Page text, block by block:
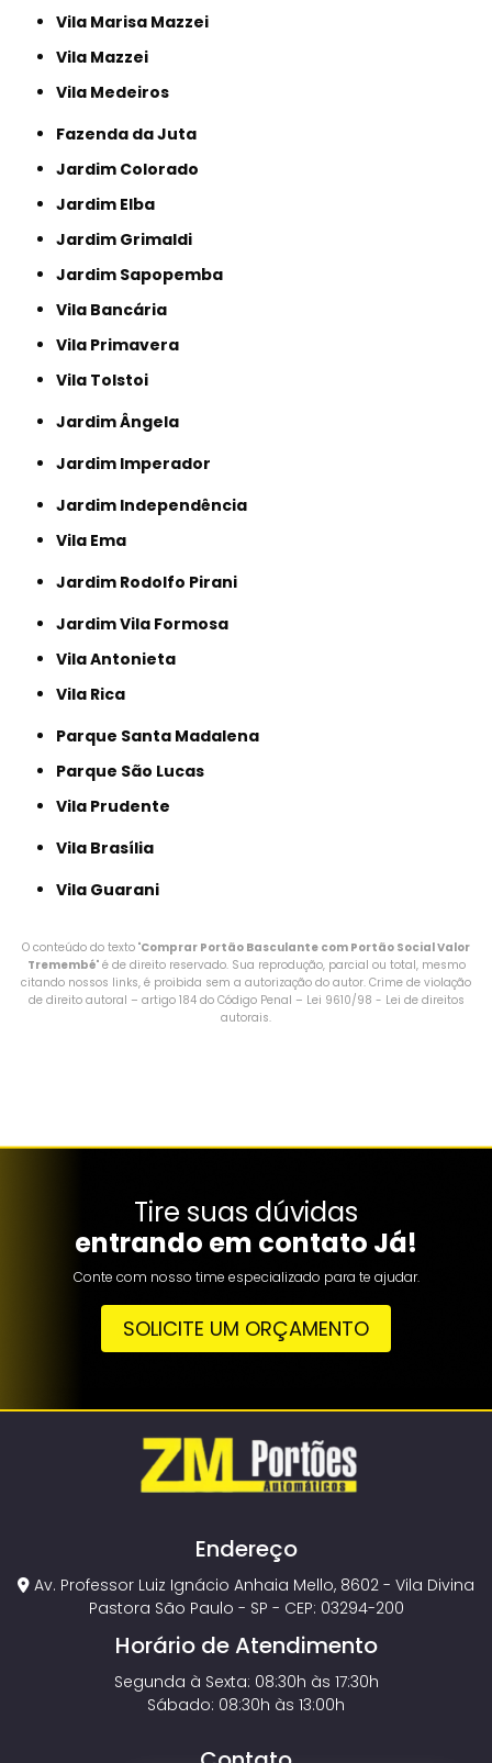
Vila Marisa Mazzei
Vila Mazzei
Vila Medeiros
Fazenda da Juta
Jardim Colorado
Jardim Elba
Jardim Grimaldi
Jardim Sapopemba
Vila Bancária
Vila Primavera
Vila Tolstoi
Jardim Ângela
Jardim Imperador
Jardim Independência
Vila Ema
Jardim Rodolfo Pirani
Jardim Vila Formosa
Vila Antonieta
Vila Rica
Parque Santa Madalena
Parque São Lucas
Vila Prudente
Vila Brasília
Vila Guarani
O conteúdo do texto "Comprar Portão Basculante com Portão Social Valor
Tremembé" é de direito reservado. Sua reprodução, parcial ou total, mesmo
citando nossos links, é proibida sem a autorização do autor. Crime de violação
de direito autoral – artigo 184 do Código Penal – Lei 9610/98 - Lei de direitos
autorais.
Tire suas dúvidas
entrando em contato Já!
Conte com nosso time especializado para te ajudar.
SOLICITE UM ORÇAMENTO
Endereço
Av. Professor Luiz Ignácio Anhaia Mello, 8602 - Vila Divina
Pastora São Paulo - SP - CEP: 03294-200
Horário de Atendimento
Segunda à Sexta: 08:30h às 17:30h
Sábado: 08:30h às 13:00h